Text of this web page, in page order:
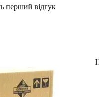
перший відгук